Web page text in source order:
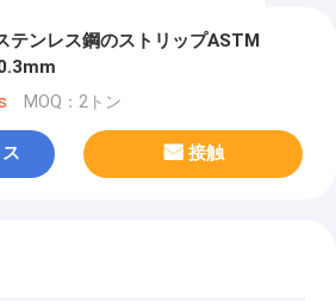
テンレス鋼のストリップASTM
MOQ：2トン
接触